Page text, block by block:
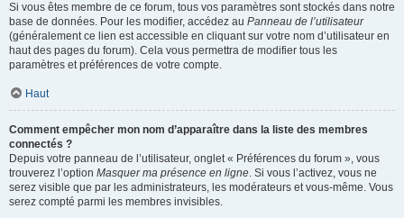
Si vous êtes membre de ce forum, tous vos paramètres sont stockés dans notre
base de données. Pour les modifier, accédez au Panneau de l’utilisateur
(généralement ce lien est accessible en cliquant sur votre nom d’utilisateur en
haut des pages du forum). Cela vous permettra de modifier tous les
paramètres et préférences de votre compte.
Haut
Comment empêcher mon nom d’apparaître dans la liste des membres
connectés ?
Depuis votre panneau de l’utilisateur, onglet « Préférences du forum », vous
trouverez l’option Masquer ma présence en ligne. Si vous l’activez, vous ne
serez visible que par les administrateurs, les modérateurs et vous-même. Vous
serez compté parmi les membres invisibles.